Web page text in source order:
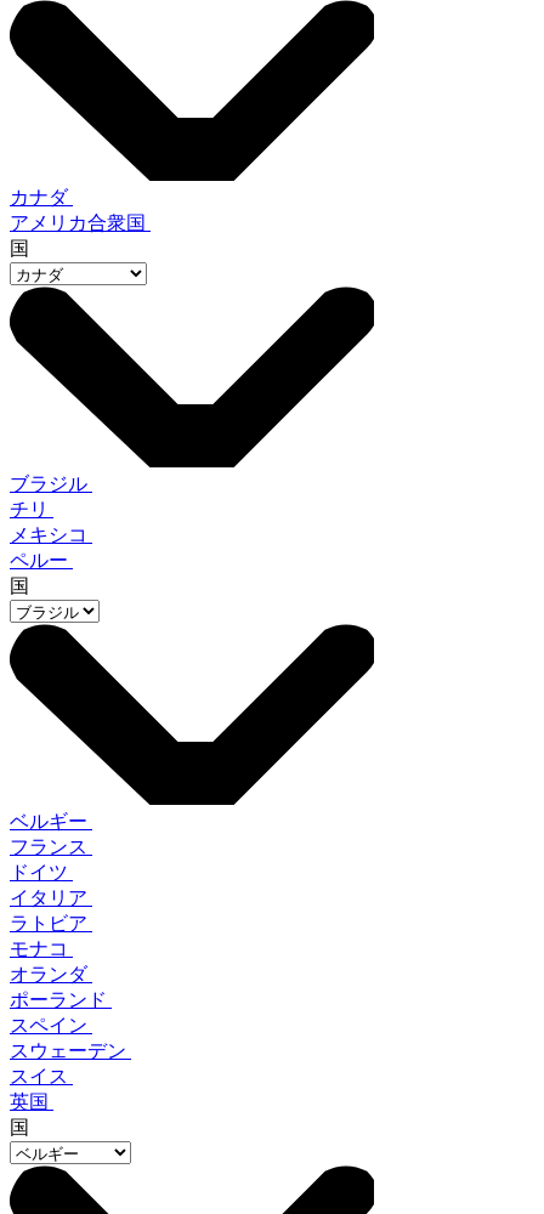
カナダ
アメリカ合衆国
国
ブラジル
チリ
メキシコ
ペルー
国
ベルギー
フランス
ドイツ
イタリア
ラトビア
モナコ
オランダ
ポーランド
スペイン
スウェーデン
スイス
英国
国